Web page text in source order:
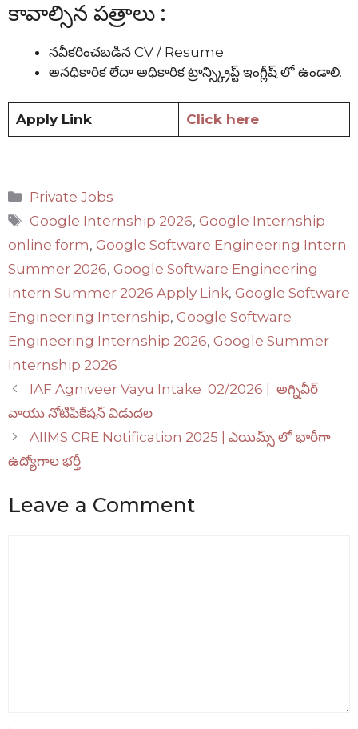
కావాల్సిన పత్రాలు :
నవీకరించబడిన CV / Resume
అనధికారిక లేదా అధికారిక ట్రాన్స్క్రిప్ట్ ఇంగ్లీష్ లో ఉండాలి.
Apply Link Click here
Categories
Private Jobs
Tags
Google Internship 2026,Google Internship
online form, Google Software Engineering Intern
Summer 2026, Google Software Engineering
Intern Summer 2026 Apply Link, Google Software
Engineering Internship, Google Software
Engineering Internship 2026, Google Summer
Internship 2026
IAF Agniveer Vayu Intake 02/2026 | అగ్నివీర్
వాయు నోటిఫికేషన్ విడుదల
AIIMS CRE Notification 2025 | ఎయిమ్స్ లో భారీగా
ఉద్యోగాల భర్తీ
Leave a Comment